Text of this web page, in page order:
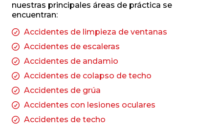
nuestras principales áreas de práctica se
encuentran:
Accidentes de limpieza de ventanas
Accidentes de escaleras
Accidentes de andamio
Accidentes de colapso de techo
Accidentes de grúa
Accidentes con lesiones oculares
Accidentes de techo